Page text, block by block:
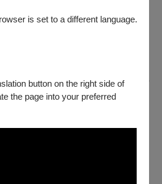
is set to a different language.
button on the right side of
the page into your preferred
比賽，榮獲混聲組銀賞。
帶領下，持續和許多團隊用歌聲交朋
《友聲．耶誕》等節目，也曾參與多
音樂能帶來撫慰人心的力量，集結不
更多觀眾的心靈。因此，2025的首場
老師合作的
請翁佳芬教授帶領團隊一同演唱經典